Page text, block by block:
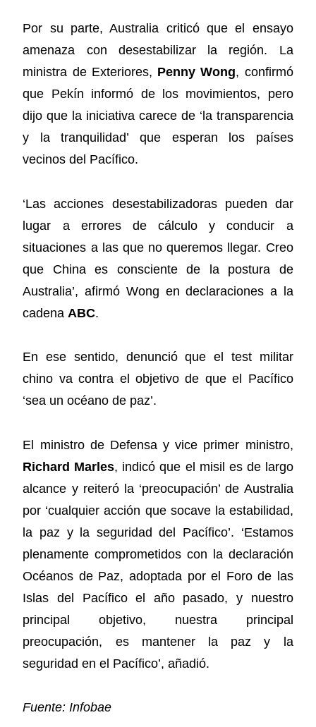
Por su parte, Australia criticó que el ensayo
amenaza con desestabilizar la región. La
ministra de Exteriores, Penny Wong, confirmó
que Pekín informó de los movimientos, pero
dijo que la iniciativa carece de ‘la transparencia
y la tranquilidad’ que esperan los países
vecinos del Pacífico.
‘Las acciones desestabilizadoras pueden dar
lugar a errores de cálculo y conducir a
situaciones a las que no queremos llegar. Creo
que China es consciente de la postura de
Australia’, afirmó Wong en declaraciones a la
cadena ABC.
En ese sentido, denunció que el test militar
chino va contra el objetivo de que el Pacífico
‘sea un océano de paz’.
El ministro de Defensa y vice primer ministro,
Richard Marles, indicó que el misil es de largo
alcance y reiteró la ‘preocupación’ de Australia
por ‘cualquier acción que socave la estabilidad,
la paz y la seguridad del Pacífico’. ‘Estamos
plenamente comprometidos con la declaración
Océanos de Paz, adoptada por el Foro de las
Islas del Pacífico el año pasado, y nuestro
principal objetivo, nuestra principal
preocupación, es mantener la paz y la
seguridad en el Pacífico’, añadió.
Fuente: Infobae